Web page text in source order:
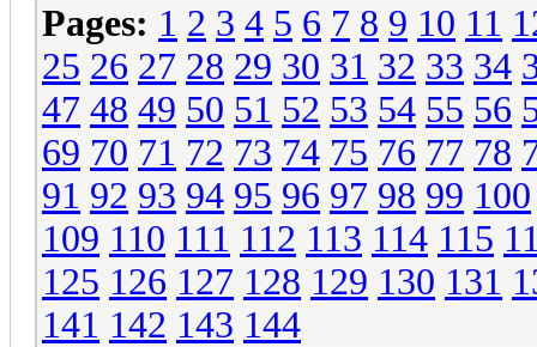
Pages: 1 2 3 4 5 6 7 8 9 10 11
25 26 27 28 29 30 31 32 33 34
47 48 49 50 51 52 53 54 55 56
69 70 71 72 73 74 75 76 77 78
91 92 93 94 95 96 97 98 99 100
109 110 111 112 113 114 115
125 126 127 128 129 130 131
141 142 143 144